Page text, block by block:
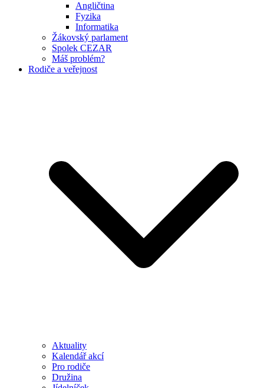
Angličtina
Fyzika
Informatika
Žákovský parlament
Spolek CEZAR
Máš problém?
Rodiče a veřejnost
Aktuality
Kalendář akcí
Pro rodiče
Družina